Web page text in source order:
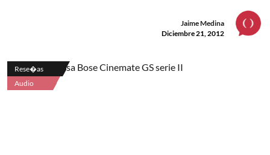
Jaime Medina
Diciembre 21, 2012
Rese�as
Audio